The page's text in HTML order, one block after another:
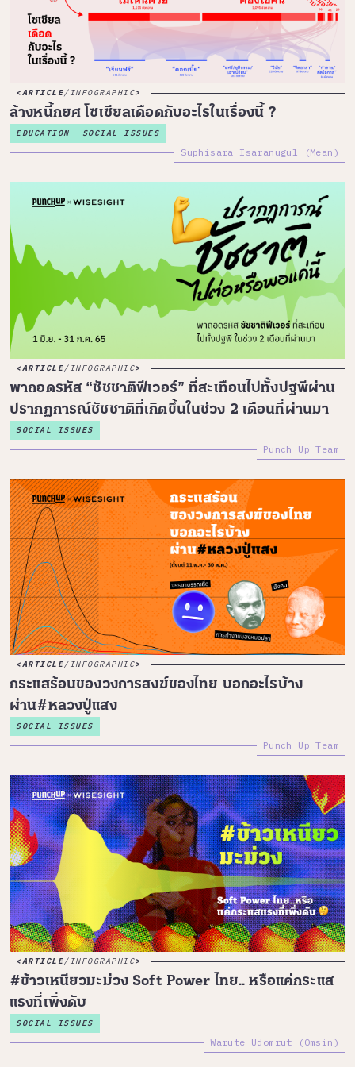
ARTICLE/INFOGRAPHIC
ล้างหนี้กยศ โซเซียลเดือดกับอะไรในเรื่องนี้ ?
EDUCATION SOCIAL ISSUES
Suphisara Isaranugul (Mean)
ARTICLE/INFOGRAPHIC
พาถอดรหัส “ชัชชาติฟีเวอร์” ที่สะเทือนไปทั้งปฐพีผ่าน
ปรากฏการณ์ชัชชาติที่เกิดขึ้นในช่วง 2 เดือนที่ผ่านมา
SOCIAL ISSUES
Punch Up Team
ARTICLE/INFOGRAPHIC
กระแสร้อนของวงการสงฆ์ของไทย บอกอะไรบ้าง
ผ่าน#หลวงปู่แสง
SOCIAL ISSUES
Punch Up Team
ARTICLE/INFOGRAPHIC
#ข้าวเหนียวมะม่วง Soft Power ไทย.. หรือแค่กระแส
แรงที่เพิ่งดับ
SOCIAL ISSUES
Warute Udomrut (Omsin)